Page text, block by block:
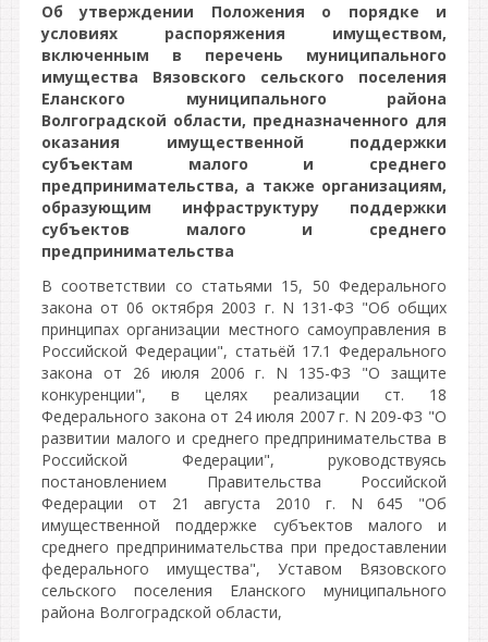
Об утверждении Положения о порядке и
условиях распоряжения имуществом,
включенным в перечень муниципального
имущества Вязовского сельского поселения
Еланского муниципального района
Волгоградской области, предназначенного для
оказания имущественной поддержки
субъектам малого и среднего
предпринимательства, а также организациям,
образующим инфраструктуру поддержки
субъектов малого и среднего
предпринимательства
В соответствии со статьями 15, 50 Федерального
закона от 06 октября 2003 г. N 131-ФЗ "Об общих
принципах организации местного самоуправления в
Российской Федерации", статьёй 17.1 Федерального
закона от 26 июля 2006 г. N 135-ФЗ "О защите
конкуренции", в целях реализации ст. 18
Федерального закона от 24 июля 2007 г. N 209-ФЗ "О
развитии малого и среднего предпринимательства в
Российской Федерации", руководствуясь
постановлением Правительства Российской
Федерации от 21 августа 2010 г. N 645 "Об
имущественной поддержке субъектов малого и
среднего предпринимательства при предоставлении
федерального имущества", Уставом Вязовского
сельского поселения Еланского муниципального
района Волгоградской области,